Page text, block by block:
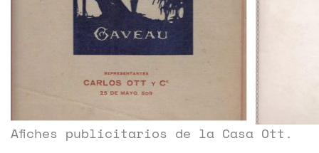
Afiches publicitarios de la Casa Ott.